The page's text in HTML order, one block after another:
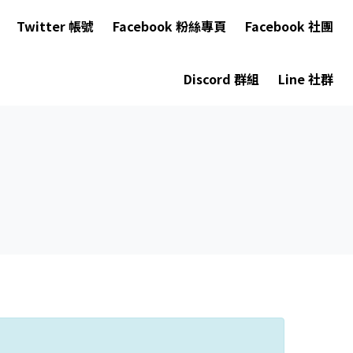
Twitter 帳號 Facebook 粉絲專頁 Facebook 社團
Discord 群組 Line 社群